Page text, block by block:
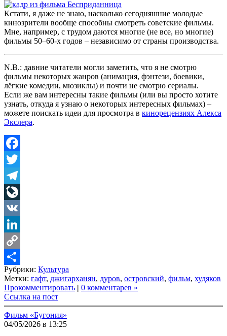
Кстати, я даже не знаю, насколько сегодняшние молодые
кинозрители вообще способны смотреть советские фильмы.
Мне, например, с трудом даются многие (не все, но многие)
фильмы 50–60-х годов – независимо от страны производства.
N.B.: давние читатели могли заметить, что я не смотрю
фильмы некоторых жанров (анимация, фэнтези, боевики,
лёгкие комедии, мюзиклы) и почти не смотрю сериалы.
Если же вам интересны такие фильмы (или вы просто хотите
узнать, откуда я узнаю о некоторых интересных фильмах) –
можете поискать идеи для просмотра в кинорецензиях Алекса
Экслера.
Facebook
Twitter
Telegram
LiveJournal
VK
LinkedIn
Copy
Link
Share
Рубрики: Культура
Метки: гафт, джигарханян, дуров, островский, фильм, худяков
Прокомментировать | 0 комментарев »
Ссылка на пост
Фильм «Бугония»
04/05/2026 в 13:25